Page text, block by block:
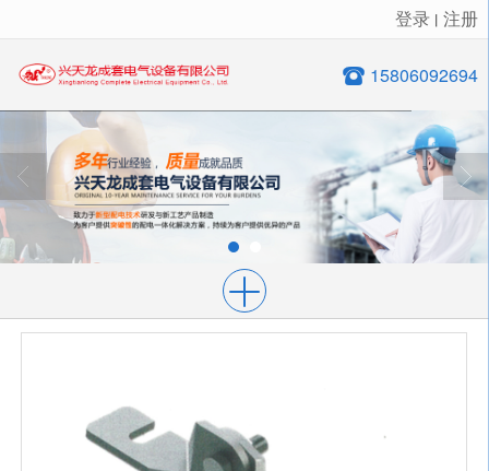
很遗憾，因您的浏览器版本过低导致无法获得最佳浏览体验，推荐下载安装谷歌浏览器！
登录 丨 注册
15806092694